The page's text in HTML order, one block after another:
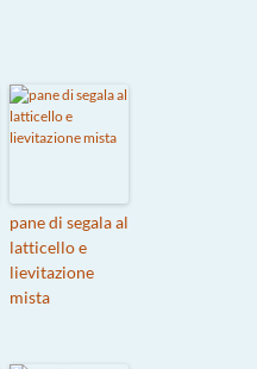
pane di segala al
latticello e
lievitazione
mista